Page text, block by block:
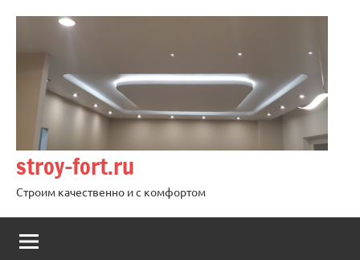
stroy-fort.ru
Строим качественно и с комфортом